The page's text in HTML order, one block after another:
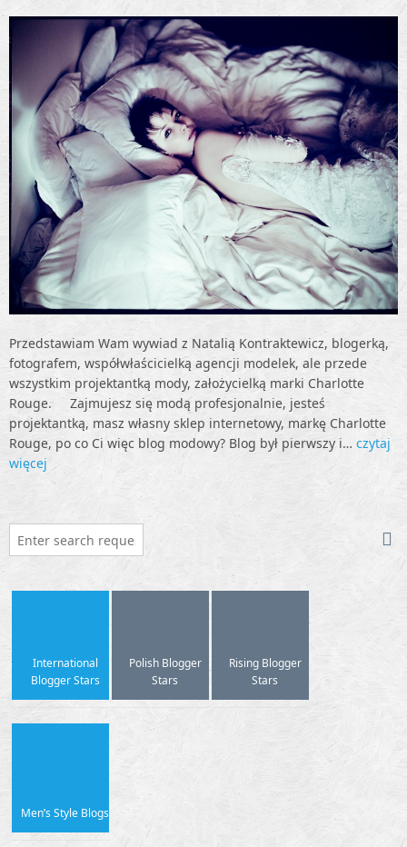
Przedstawiam Wam wywiad z Natalią Kontraktewicz, blogerką,
fotografem, współwłaścicielką agencji modelek, ale przede
wszystkim projektantką mody, założycielką marki Charlotte
Rouge. Zajmujesz się modą profesjonalnie, jesteś
projektantką, masz własny sklep internetowy, markę Charlotte
Rouge, po co Ci więc blog modowy? Blog był pierwszy i… czytaj
więcej
International
Blogger Stars
Polish Blogger
Stars
Rising Blogger
Stars
Men’s Style Blogs